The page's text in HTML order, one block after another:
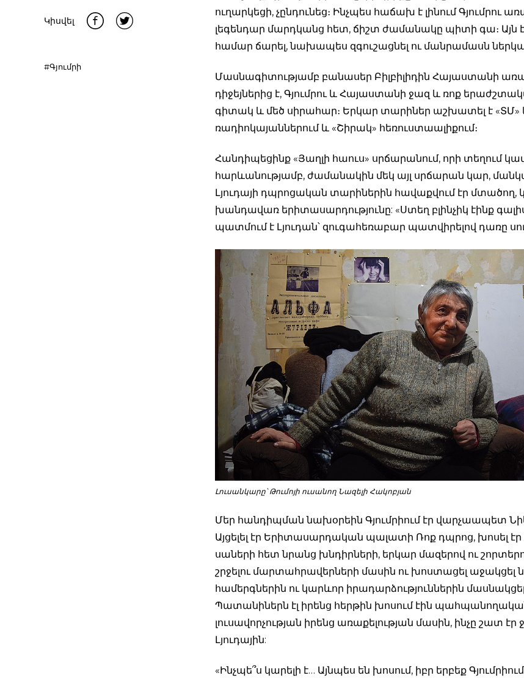
Կիսվել
#Գյումրի
ուղարկեցի, չընդունեց։ Ինչպես հաճախ է լինում Գյումրու
լեգենդար մարդկանց հետ, ճիշտ ժամանակը պիտի գա։ Այն է՝
համար ճարել, նախապես զգուշացնել ու մանրամասն
Մասնագիտությամբ բանասեր Բիլբիլիդին Հայաստանի
դիջեյներից է, Գյումրու և Հայաստանի ջազ և ռոք
գիտակ և մեծ սիրահար։ Երկար տարիներ աշխատել է «ՏՄ»
ռադիոկայաններում և «Շիրակ» հեռուստաալիքում։
Հանդիպեցինք «Յաղլի հաուս» սրճարանում, որի տեղում
հարևանությամբ, ժամանակին մեկ այլ սրճարան կար,
Լյուդայի դպրոցական տարիներին հավաքվում էր մտածող,
խանդավառ երիտասարդությունը: «Ստեղ բլինչիկ էինք
պատմում է Լյուդան՝ զուգահեռաբար պատվիրելով դառը
Լուսանկարը՝ Թումոյի ուսանող Նազելի Հակոբյան
Մեր հանդիպման նախօրեին Գյումրիում էր վարչաապետ
Այցելել էր Երիտասարդական պալատի Ռոք դպրոց, խոսել էր
սաների հետ նրանց խնդիրների, երկար մազերով ու
շրջելու մարտահրավերների մասին ու խոստացել աջակցել
համերգներին ու կարևոր իրադարձություններին
Պատանիներն էլ իրենց հերթին խոսում էին պահպանողական
լուսավորչության իրենց առաքելության մասին, ինչը շատ էր
Լյուդային:
«Ինչպե՞ս կարելի է… Այնպես են խոսում, իբր երբեք